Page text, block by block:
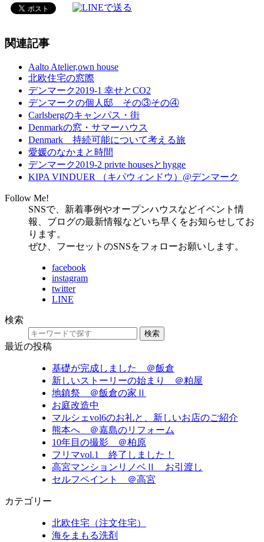
関連記事
Aalto Atelier,own house
北欧住宅の窓際
デンマーク2019-1 幸せとCO2
デンマークの個人邸 その③その④
Carlsbergのキャンパス・街
Denmarkの窓・サマーハウス
Denmark 持続可能について考える旅
愛媛のなかまと時間
デンマーク2019-2 privte housesとhygge
KIPA VINDUER （キパウィンドウ）@デンマーク
Follow Me!
SNSで、新着事例やオープンハウスなどイベント情
報、ブログの最新情報などいち早くをお知らせしてお
ります。
ぜひ、フーセットのSNSをフォローお願いします。
facebook
instagram
twitter
LINE
検索
検索
最近の投稿
基礎が完成しました ＠飯倉
新しいストーリーの始まり ＠粕屋
地鎮祭 ＠飯倉の家Ⅱ
お庭改造中
マルシェvol6のお礼と、新しいお店のご紹介
熊本へ ＠嘉島のリフォーム
10年目の撮影 ＠柏原
フリマvol.1 終了しました！
高宮マンションリノベⅡ お引渡し
セルフペイント ＠高宮
カテゴリー
北欧住宅（注文住宅）
海をまもる洗剤